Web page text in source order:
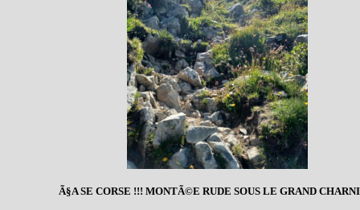
Ã§A SE CORSE !!! MONTÃ©E RUDE SOUS LE GRAND